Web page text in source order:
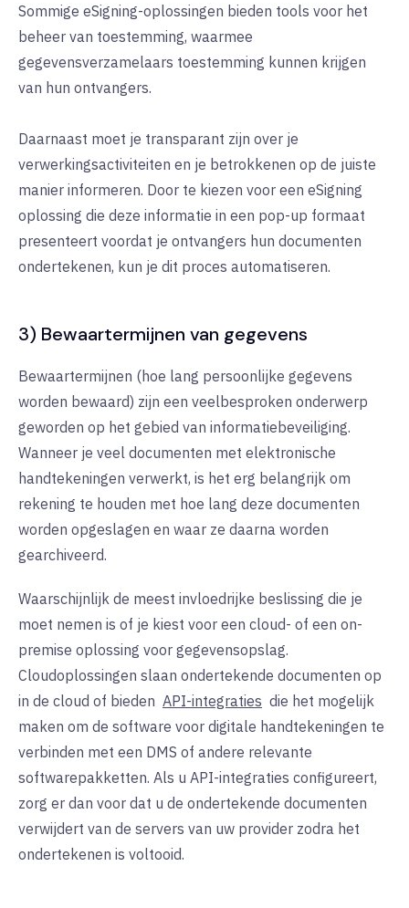
Sommige eSigning-oplossingen bieden tools voor het
beheer van toestemming, waarmee
gegevensverzamelaars toestemming kunnen krijgen
van hun ontvangers.
Daarnaast moet je transparant zijn over je
verwerkingsactiviteiten en je betrokkenen op de juiste
manier informeren. Door te kiezen voor een eSigning
oplossing die deze informatie in een pop-up formaat
presenteert voordat je ontvangers hun documenten
ondertekenen, kun je dit proces automatiseren.
3) Bewaartermijnen van gegevens
Bewaartermijnen (hoe lang persoonlijke gegevens
worden bewaard) zijn een veelbesproken onderwerp
geworden op het gebied van informatiebeveiliging.
Wanneer je veel documenten met elektronische
handtekeningen verwerkt, is het erg belangrijk om
rekening te houden met hoe lang deze documenten
worden opgeslagen en waar ze daarna worden
gearchiveerd.
Waarschijnlijk de meest invloedrijke beslissing die je
moet nemen is of je kiest voor een cloud- of een on-
premise oplossing voor gegevensopslag.
Cloudoplossingen slaan ondertekende documenten op
in de cloud of bieden API-integraties die het mogelijk
maken om de software voor digitale handtekeningen te
verbinden met een DMS of andere relevante
softwarepakketten. Als u API-integraties configureert,
zorg er dan voor dat u de ondertekende documenten
verwijdert van de servers van uw provider zodra het
ondertekenen is voltooid.